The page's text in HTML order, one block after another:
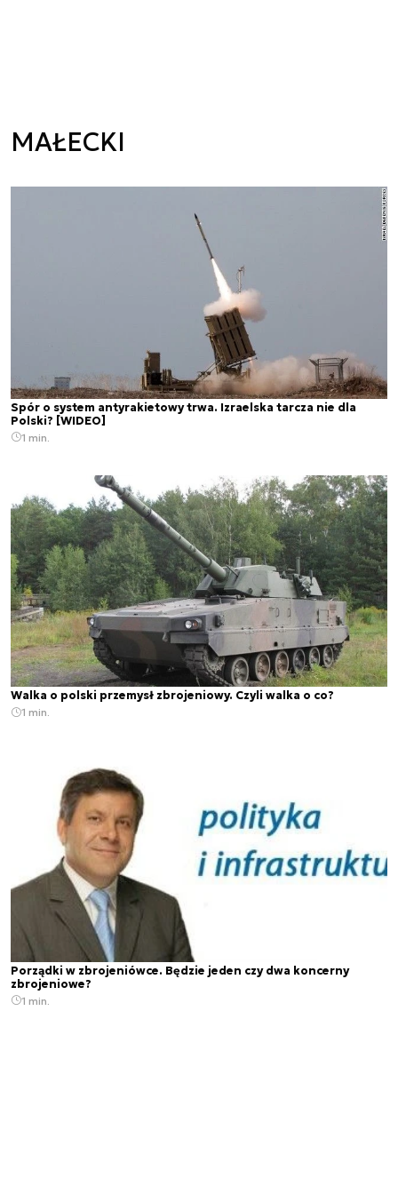
MAŁECKI
Spór o system antyrakietowy trwa. Izraelska tarcza nie dla
Polski? [WIDEO]
1 min.
Walka o polski przemysł zbrojeniowy. Czyli walka o co?
1 min.
Porządki w zbrojeniówce. Będzie jeden czy dwa koncerny
zbrojeniowe?
1 min.